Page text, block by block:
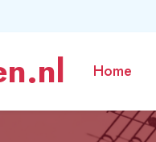
Home